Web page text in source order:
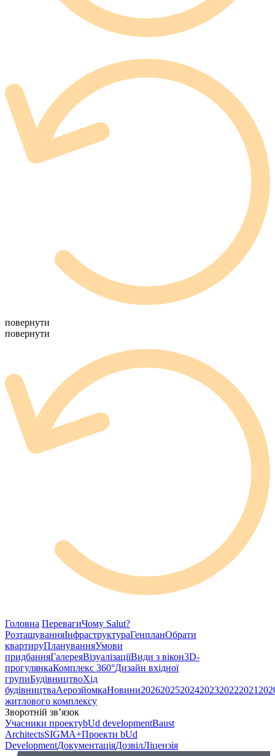
повернути
повернути
Головна ПеревагиЧому Salut?
РозташуванняІнфраструктураГенпланОбрати
квартируПлануванняУмови
придбанняГалереяВізуалізаціїВиди з вікон3D-
прогулянкаКомплекс 360°Дизайн вхідної
групиБудівництвоХід
будівництваАерозйомкаНовини202620252024202320222021
житлового комплексу
Зворотній зв’язок
Учасники проектуbUd developmentBaust
ArchitectsSIGMA+Проекти bUd
DevelopmentДокументаціяДозвілЛіцензія